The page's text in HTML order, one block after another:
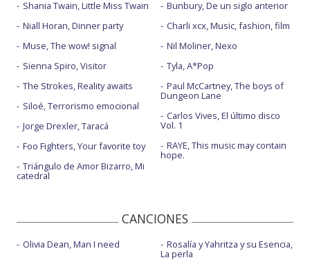
Shania Twain, Little Miss Twain
Niall Horan, Dinner party
Muse, The wow! signal
Sienna Spiro, Visitor
The Strokes, Reality awaits
Siloé, Terrorismo emocional
Jorge Drexler, Taracá
Foo Fighters, Your favorite toy
Triángulo de Amor Bizarro, Mi
catedral
Bunbury, De un siglo anterior
Charli xcx, Music, fashion, film
Nil Moliner, Nexo
Tyla, A*Pop
Paul McCartney, The boys of
Dungeon Lane
Carlos Vives, El último disco
Vol. 1
RAYE, This music may contain
hope.
CANCIONES
Olivia Dean, Man I need Rosalía y Yahritza y su Esencia,
La perla